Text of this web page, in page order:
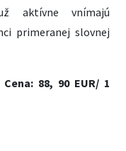
aktívne vnímajú
primeranej slovnej
Cena: 88, 90 EUR/ 1